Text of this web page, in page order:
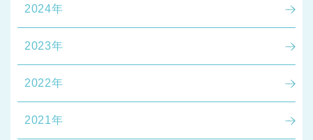
2024年
2023年
2022年
2021年